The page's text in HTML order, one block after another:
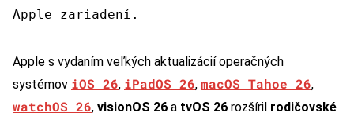
Apple zariadení.
Apple s vydaním veľkých aktualizácií operačných
systémov iOS 26, iPadOS 26, macOS Tahoe 26,
watchOS 26, visionOS 26 a tvOS 26 rozšíril rodičovské